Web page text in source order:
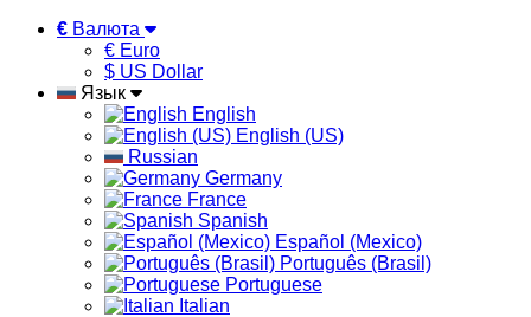
€ Валюта
€ Euro
$ US Dollar
Язык
English
English (US)
Russian
Germany
France
Spanish
Español (Mexico)
Português (Brasil)
Portuguese
Italian